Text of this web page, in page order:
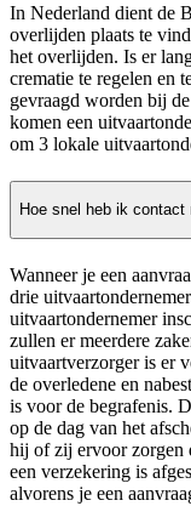
In Nederland dient de
overlijden plaats te
het overlijden. Is er
crematie te regelen en
gevraagd worden bij
komen een
om 3 lokale
Hoe snel heb ik
Wanneer je een
drie
uitvaartondernemer
zullen er meerdere
uitvaartverzorger is er
de overledene en
is voor de begrafenis.
op de dag van het
hij of zij ervoor zorgen
een verzekering is
alvorens je een